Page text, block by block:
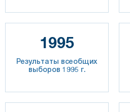
1995
Результаты всеобщих
выборов 1995 г.